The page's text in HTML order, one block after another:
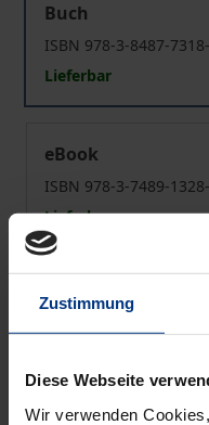
Zustimmung
Diese Webseite
Wir verwenden
Buch
ISBN 978-3-8487-
Lieferbar
eBook
ISBN 978-3-7489-
Lieferbar
Preisangaben inkl.
kann die MwSt. an der
In
Zur Wunschliste